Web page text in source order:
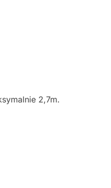
2,7m.